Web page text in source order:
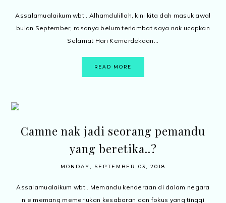
Assalamualaikum wbt.. Alhamdulillah, kini kita dah masuk awal
bulan September, rasanya belum terlambat saya nak ucapkan
Selamat Hari Kemerdekaan...
READ MORE
Camne nak jadi seorang pemandu
yang beretika..?
MONDAY, SEPTEMBER 03, 2018
Assalamualaikum wbt.. Memandu kenderaan di dalam negara
nie memang memerlukan kesabaran dan fokus yang tinggi